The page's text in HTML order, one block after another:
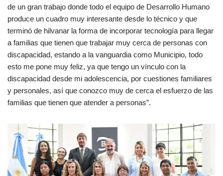
de un gran trabajo donde todo el equipo de Desarrollo Humano
produce un cuadro muy interesante desde lo técnico y que
terminó de hilvanar la forma de incorporar tecnología para llegar
a familias que tienen que trabajar muy cerca de personas con
discapacidad, estando a la vanguardia como Municipio, todo
esto me pone muy feliz, ya que tengo un vínculo con la
discapacidad desde mi adolescencia, por cuestiones familiares
y personales, así que conozco muy de cerca el esfuerzo de las
familias que tienen que atender a personas”.